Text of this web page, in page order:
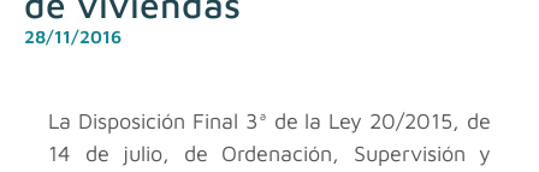
28/11/2016
La Disposición Final 3ª de la Ley 20/2015, de
14 de julio, de Ordenación, Supervisión y